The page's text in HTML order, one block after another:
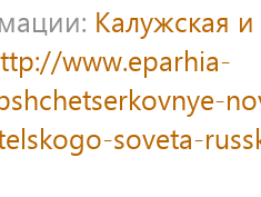
Калужская
www.eparhia-
soveta-